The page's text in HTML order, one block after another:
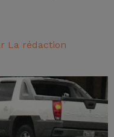
La rédaction